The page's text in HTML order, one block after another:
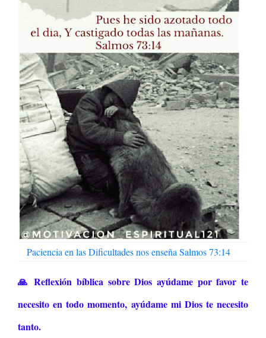
Paciencia en las Dificultades nos enseña Salmos 73:14
🙏 Reflexión bíblica sobre Dios ayúdame por favor te
necesito en todo momento, ayúdame mi Dios te necesito
tanto.